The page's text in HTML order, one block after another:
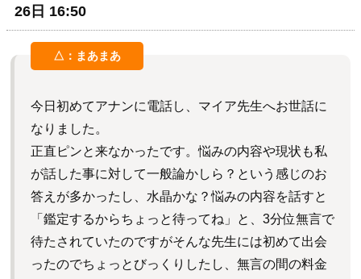
26日 16:50
今日初めてアナンに電話し、マイア先生へお世話に
なりました。
正直ピンと来なかったです。悩みの内容や現状も私
が話した事に対して一般論かしら？という感じのお
答えが多かったし、水晶かな？悩みの内容を話すと
「鑑定するからちょっと待ってね」と、3分位無言で
待たされていたのですがそんな先生には初めて出会
ったのでちょっとびっくりしたし、無言の間の料金